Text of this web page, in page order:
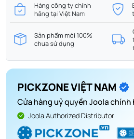
Hàng công ty chính
hãng tại Việt Nam
Sản phẩm mới 100%
chưa sử dụng
PICKZONE VIỆT NAM
Cửa hàng uỷ quyền Joola chính
Joola Authorized Distributor